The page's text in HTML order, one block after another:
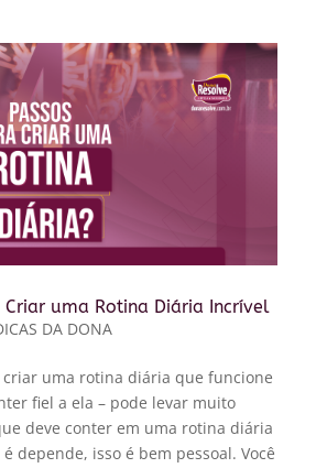
Criar uma Rotina Diária Incrível
DA DONA
criar uma rotina diária que funcione
fiel a ela – pode levar muito
deve conter em uma rotina diária
depende, isso é bem pessoal. Você